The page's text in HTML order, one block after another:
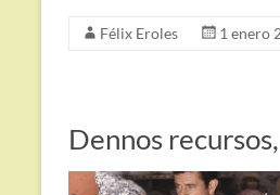
Félix Eroles 1 enero
Dennos